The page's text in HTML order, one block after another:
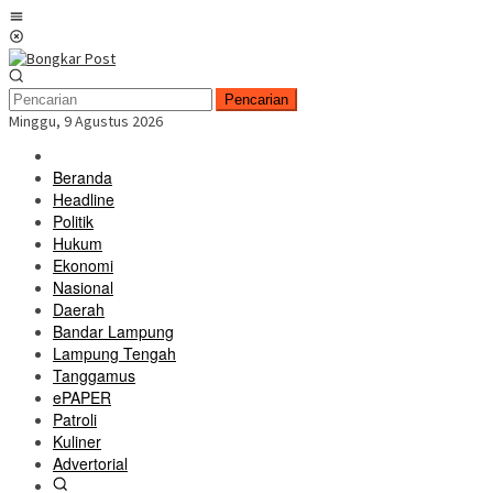
Loncat
ke
konten
Pencarian
Minggu, 9 Agustus 2026
Beranda
Headline
Politik
Hukum
Ekonomi
Nasional
Daerah
Bandar Lampung
Lampung Tengah
Tanggamus
ePAPER
Patroli
Kuliner
Advertorial